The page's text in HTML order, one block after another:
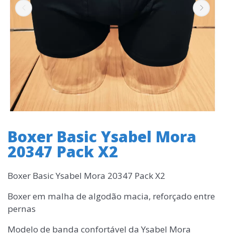
Boxer Basic Ysabel Mora
20347 Pack X2
Boxer Basic Ysabel Mora 20347 Pack X2
Boxer em malha de algodão macia, reforçado entre
pernas
Modelo de banda confortável da Ysabel Mora